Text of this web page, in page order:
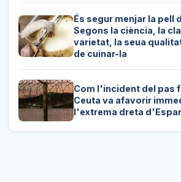
És segur menjar la pell
Segons la ciència, la
varietat, la seua
de cuinar-la
Com l'incident del pas
Ceuta va afavorir
l'extrema dreta